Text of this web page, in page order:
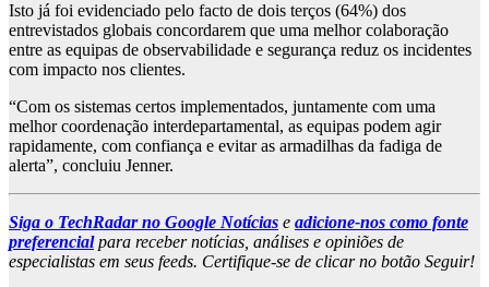
Isto já foi evidenciado pelo facto de dois terços (64%) dos
entrevistados globais concordarem que uma melhor colaboração
entre as equipas de observabilidade e segurança reduz os incidentes
com impacto nos clientes.
“Com os sistemas certos implementados, juntamente com uma
melhor coordenação interdepartamental, as equipas podem agir
rapidamente, com confiança e evitar as armadilhas da fadiga de
alerta”, concluiu Jenner.
Siga o TechRadar no Google Notícias e adicione-nos como fonte
preferencialpara receber notícias, análises e opiniões de
especialistas em seus feeds. Certifique-se de clicar no botão Seguir!